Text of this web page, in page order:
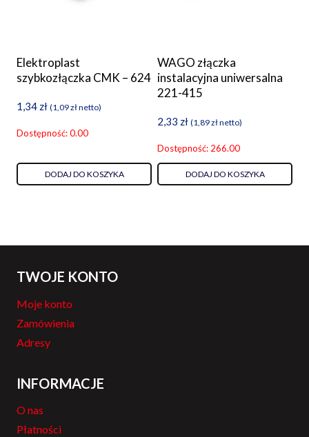
Elektroplast
szybkozłączka CMK – 624
1,34 zł (1,09złnetto)
Dostępność: 0.00
DODAJ DO KOSZYKA
WAGO złączka
instalacyjna uniwersalna
221-415
2,33 zł (1,89złnetto)
Dostępność: 266.00
DODAJ DO KOSZYKA
TWOJE KONTO
Moje konto
Zamówienia
Adresy
INFORMACJE
O nas
Płatności